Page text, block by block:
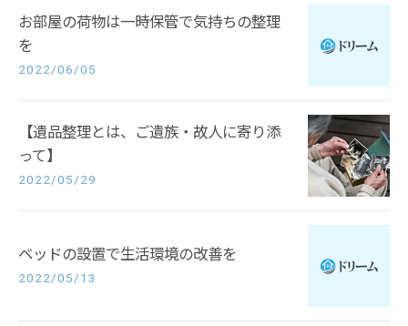
お部屋の荷物は一時保管で気持ちの整理
を
2022/06/05
【遺品整理とは、ご遺族・故人に寄り添
って】
2022/05/29
ベッドの設置で生活環境の改善を
2022/05/13